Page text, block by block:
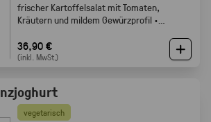
frischer Kartoffelsalat mit Tomaten,
Kräutern und mildem Gewürzprofil ·
36,90 €
(inkl. MwSt.)
vegetarisch